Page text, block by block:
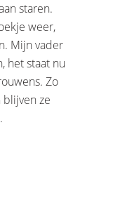
staren.
weer,
Mijn vader
het staat nu
Zo
ze